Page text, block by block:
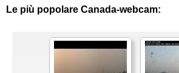
Le più popolare Canada-webcam: